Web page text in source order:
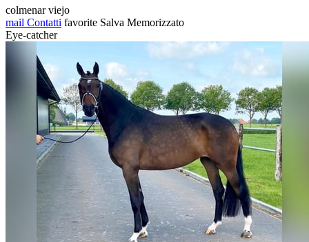
colmenar viejo
mail Contatti favorite Salva Memorizzato
Eye-catcher